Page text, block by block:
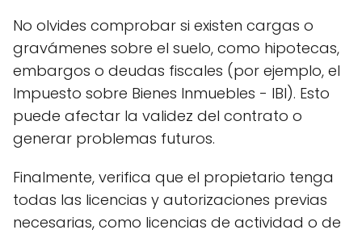
No olvides comprobar si existen cargas o
gravámenes sobre el suelo, como hipotecas,
embargos o deudas fiscales (por ejemplo, el
Impuesto sobre Bienes Inmuebles - IBI). Esto
puede afectar la validez del contrato o
generar problemas futuros.
Finalmente, verifica que el propietario tenga
todas las licencias y autorizaciones previas
necesarias, como licencias de actividad o de